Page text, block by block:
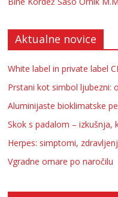
Aktualne novice
White label in private label
Prstani kot simbol ljubezni:
Aluminijaste bioklimatske
Skok s padalom – izkušnja,
Herpes: simptomi,
Vgradne omare po naročilu